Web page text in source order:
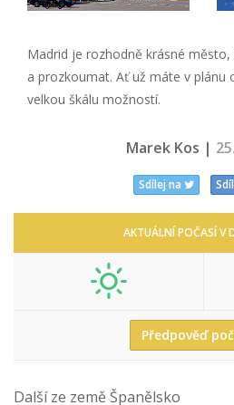
Madrid je rozhodně krásné
a prozkoumat. Ať už máte v plánu
velkou škálu možností.
Marek Kos |
Sdílej na
AKTUÁLNÍ POČASÍ V
Předpověď
Další ze země Španělsko